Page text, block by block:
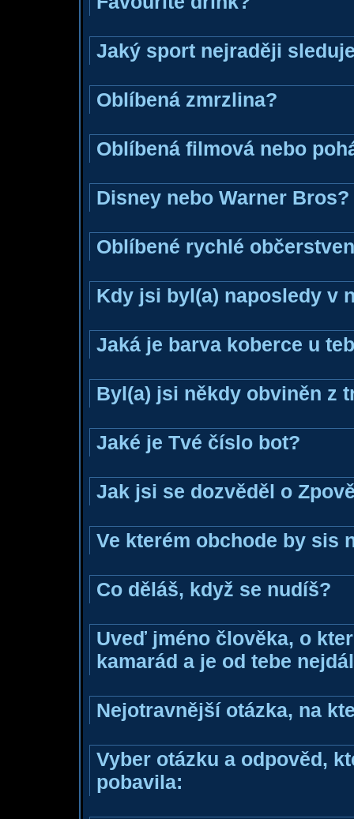
Jaký sport nejraději
Oblíbená zmrzlina?
Oblíbená filmová nebo
Disney nebo Warner Bros?
Oblíbené rychlé
Kdy jsi byl(a) naposledy v
Jaká je barva koberce u
Byl(a) jsi někdy obviněn z
Jaké je Tvé číslo bot?
Jak jsi se dozvěděl o
Ve kterém obchode by sis
Co děláš, když se nudíš?
Uveď jméno člověka, o
kamarád a je od tebe
Nejotravnější otázka, na
Vyber otázku a odpověd,
pobavila: